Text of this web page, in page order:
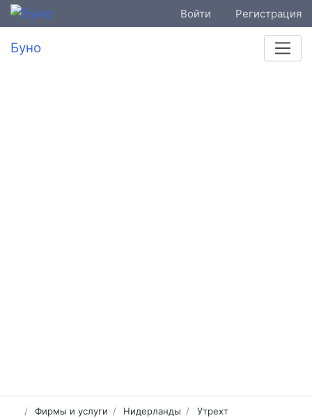
Войти Регистрация
Буно
Фирмы и услуги Нидерланды Утрехт